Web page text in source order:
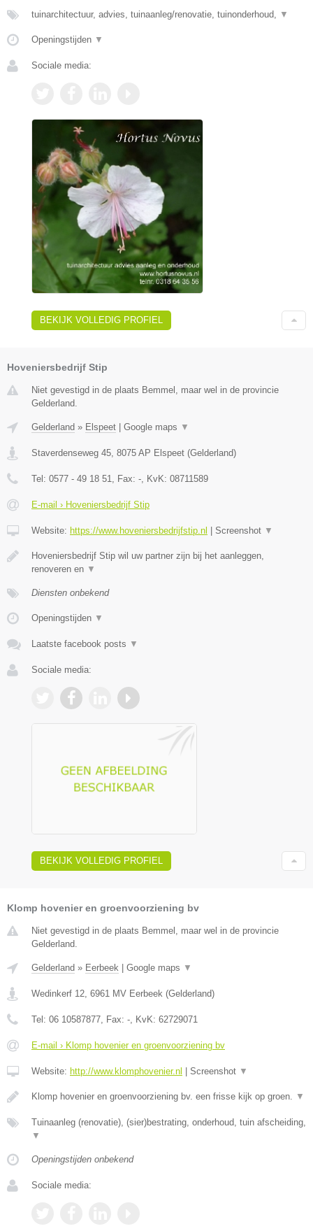
tuinarchitectuur, advies, tuinaanleg/renovatie, tuinonderhoud, ▼
Openingstijden ▼
Sociale media:
BEKIJK VOLLEDIG PROFIEL
Hoveniersbedrijf Stip
Niet gevestigd in de plaats Bemmel, maar wel in de provincie
Gelderland.
Gelderland » Elspeet Google maps ▼
Staverdenseweg 45, 8075 AP Elspeet (Gelderland)
Tel: 0577 - 49 18 51, Fax: -, KvK: 08711589
E-mail › Hoveniersbedrijf Stip
Website: https://www.hoveniersbedrijfstip.nl Screenshot ▼
Hoveniersbedrijf Stip wil uw partner zijn bij het aanleggen,
renoveren en ▼
Diensten onbekend
Openingstijden ▼
Laatste facebook posts ▼
Sociale media:
BEKIJK VOLLEDIG PROFIEL
Klomp hovenier en groenvoorziening bv
Niet gevestigd in de plaats Bemmel, maar wel in de provincie
Gelderland.
Gelderland » Eerbeek Google maps ▼
Wedinkerf 12 6961 MV Eerbeek (Gelderland)
Tel: 06 10587877 , Fax: - , KvK: 62729071
E-mail › Klomp hovenier en groenvoorziening bv
Website: http://www.klomphovenier.nl Screenshot ▼
Klomp hovenier en groenvoorziening bv. een frisse kijk op groen. ▼
Tuinaanleg (renovatie), (sier)bestrating, onderhoud, tuin afscheiding,
▼
Openingstijden onbekend
Sociale media: